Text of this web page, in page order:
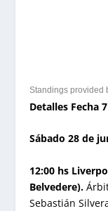
Standings provided
Detalles Fecha
Sábado 28 de
12:00 hs
Belvedere).
Sebastián